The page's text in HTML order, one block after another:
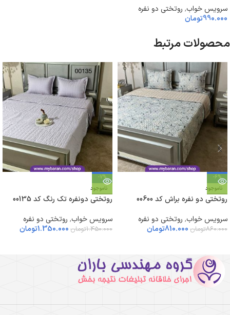
سرویس خواب, روتختی دو نفره
990.000تومان
محصولات مرتبط
-6%
ناموجود
روتختی دو نفره براش کد 00600
سرویس خواب, روتختی دو نفره
860.000تومان 810.000تومان
-7%
ناموجود
روتختی دونفره تک رنگ کد 00135
سرویس خواب, روتختی دو نفره
1.450.000تومان 1.350.000تومان